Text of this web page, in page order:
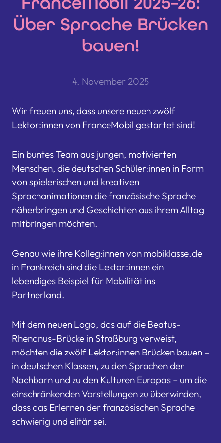
Über Sprache Brücken
bauen!
4. November 2025
Wir freuen uns, dass unsere neuen zwölf
Lektor:innen von FranceMobil gestartet sind!
Ein buntes Team aus jungen, motivierten
Menschen, die deutschen Schüler:innen in Form
von spielerischen und kreativen
Sprachanimationen die französische Sprache
näherbringen und Geschichten aus ihrem Alltag
mitbringen möchten.
Genau wie ihre Kolleg:innen von mobiklasse.de
in Frankreich sind die Lektor:innen ein
lebendiges Beispiel für Mobilität ins
Partnerland.
Mit dem neuen Logo, das auf die Beatus-
Rhenanus-Brücke in Straßburg verweist,
möchten die zwölf Lektor:innen Brücken bauen –
in deutschen Klassen, zu den Sprachen der
Nachbarn und zu den Kulturen Europas – um die
einschränkenden Vorstellungen zu überwinden,
dass das Erlernen der französischen Sprache
schwierig und elitär sei.